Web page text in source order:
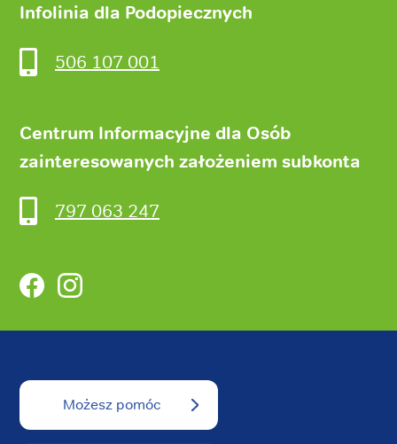
Infolinia dla Podopiecznych
506 107 001
Centrum Informacyjne dla Osób
zainteresowanych założeniem subkonta
797 063 247
FacebookInstagram
Możesz pomóc